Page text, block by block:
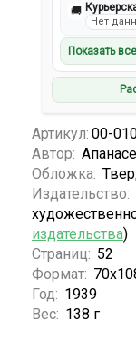
🚚
Нет
Показать
Артикул: 00-
Автор:
Обложка:
Издательство:
издательства)
Страниц: 52
Формат:
Год: 1939
Вес: 138 г